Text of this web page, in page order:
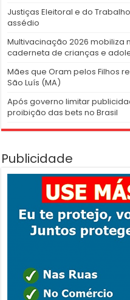
Justiças Eleitoral e do
assédio
Multivacinação 2026 mobiliza
caderneta de crianças e
Mães que Oram pelos Filhos
São Luís (MA)
Após governo limitar
proibição das bets no Brasil
Publicidade